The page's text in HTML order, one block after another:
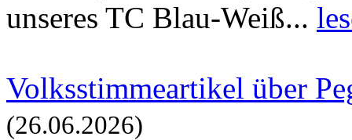
unseres TC Blau-Weiß...
Volksstimmeartikel über
(26.06.2026)